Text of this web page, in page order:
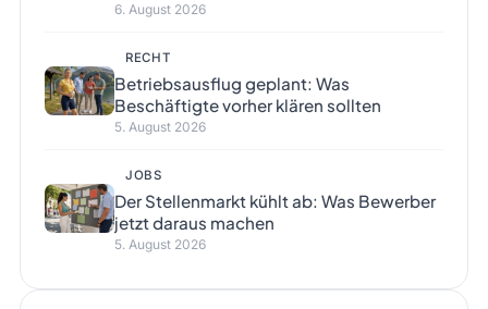
6. August 2026
RECHT
Betriebsausflug geplant: Was
Beschäftigte vorher klären sollten
5. August 2026
JOBS
Der Stellenmarkt kühlt ab: Was Bewerber
jetzt daraus machen
5. August 2026